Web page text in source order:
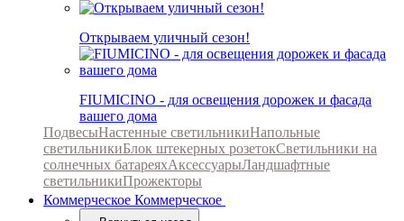
Открываем уличный сезон!
FIUMICINO - для освещения дорожек и фасада
вашего дома
ПодвесыНастенные светильникиНапольные
светильникиБлок штекерных розетокСветильники на
солнечных батареяхАксессуарыЛандшафтные
светильникиПрожекторы
Коммерческое Коммерческое